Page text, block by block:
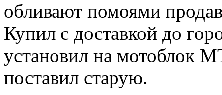
обливают помоями
Купил с доставкой до
установил на мотоблок
поставил старую.